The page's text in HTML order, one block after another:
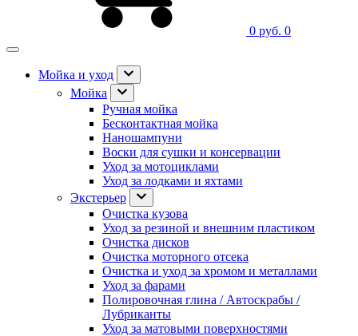
0 руб. 0
Мойка и уход
Мойка
Ручная мойка
Бесконтактная мойка
Наношампуни
Воски для сушки и консервации
Уход за мотоциклами
Уход за лодками и яхтами
Экстерьер
Очистка кузова
Уход за резиной и внешним пластиком
Очистка дисков
Очистка моторного отсека
Очистка и уход за хромом и металлами
Уход за фарами
Полировочная глина / Автоскрабы /
Лубриканты
Уход за матовыми поверхностями